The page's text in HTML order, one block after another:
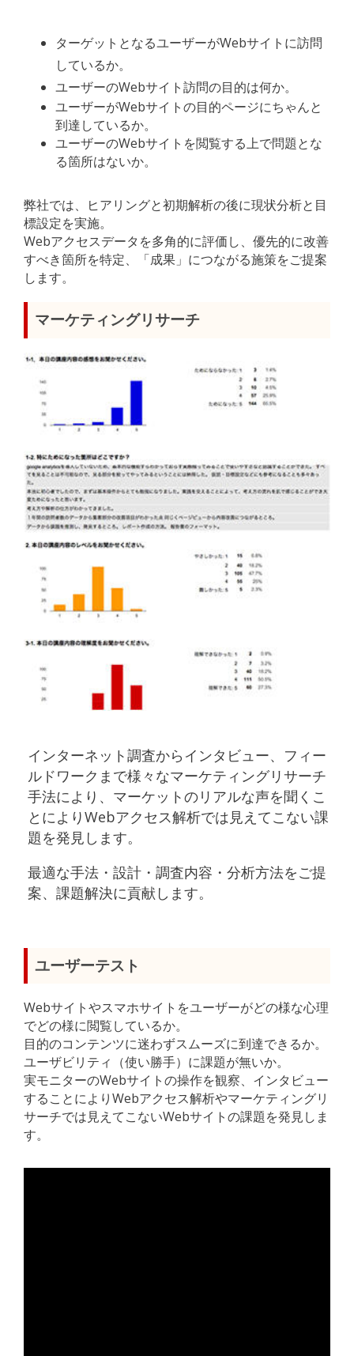
ターゲットとなるユーザーがWebサイトに訪問
しているか。
ユーザーのWebサイト訪問の目的は何か。
ユーザーがWebサイトの目的ページにちゃんと
到達しているか。
ユーザーのWebサイトを閲覧する上で問題とな
る箇所はないか。
弊社では、ヒアリングと初期解析の後に現状分析と目
標設定を実施。
Webアクセスデータを多角的に評価し、優先的に改善
すべき箇所を特定、「成果」につながる施策をご提案
します。
マーケティングリサーチ
インターネット調査からインタビュー、フィー
ルドワークまで様々なマーケティングリサーチ
手法により、マーケットのリアルな声を聞くこ
とによりWebアクセス解析では見えてこない課
題を発見します。
最適な手法・設計・調査内容・分析方法をご提
案、課題解決に貢献します。
ユーザーテスト
Webサイトやスマホサイトをユーザーがどの様な心理
でどの様に閲覧しているか。
目的のコンテンツに迷わずスムーズに到達できるか。
ユーザビリティ（使い勝手）に課題が無いか。
実モニターのWebサイトの操作を観察、インタビュー
することによりWebアクセス解析やマーケティングリ
サーチでは見えてこないWebサイトの課題を発見しま
す。